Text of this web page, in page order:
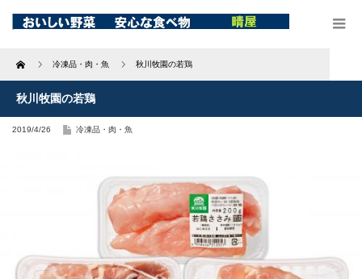
Home 冷凍品・肉・魚 秋川牧園の若鶏
秋川牧園の若鶏
2019/4/26 冷凍品・肉・魚